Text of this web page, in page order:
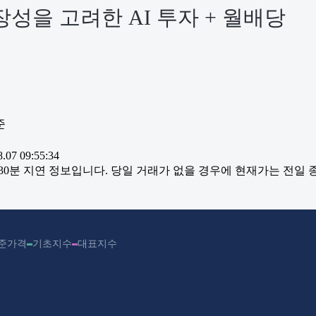
성을 고려한 AI 투자 + 월배당
09:55:34
분 지연 정보입니다. 당일 거래가 없을 경우에 현재가는 전일
가격 기초지수 대표지수